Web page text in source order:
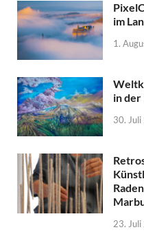
im
1.
in
30.
23. Juli